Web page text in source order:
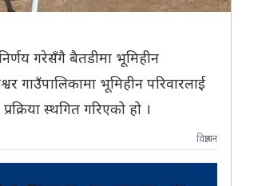
गरेसँगै बैतडीमा भूमिहीन
गाउँपालिकामा भूमिहीन परिवारलाई
स्थगित गरिएको हो ।
विज्ञापन